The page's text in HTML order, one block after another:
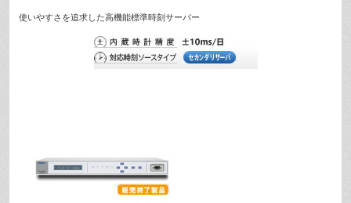
使いやすさを追求した高機能標準時刻サーバー